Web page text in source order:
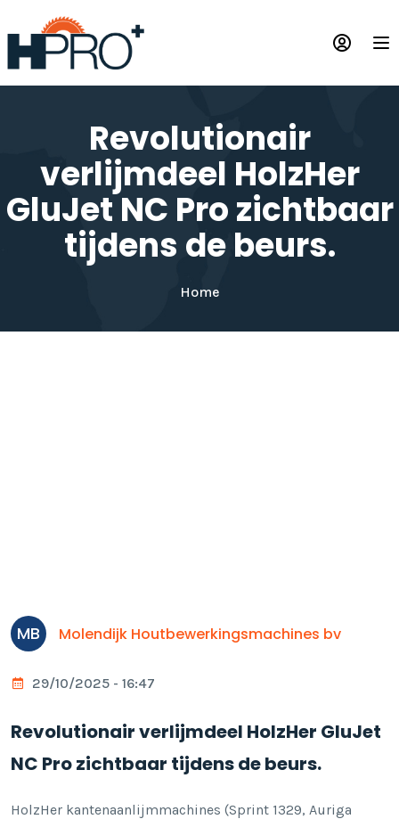
en
naar
de
Revolutionair
verlijmdeel HolzHer
GluJet NC Pro zichtbaar
tijdens de beurs.
Home
MB Molendijk Houtbewerkingsmachines bv
29/10/2025 - 16:47
Revolutionair verlijmdeel HolzHer GluJet
NC Pro zichtbaar tijdens de beurs.
HolzHer kantenaanlijmmachines (Sprint 1329, Auriga